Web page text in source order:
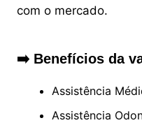
com o mercado.
➡️ Benefícios da
Assistência
Assistência